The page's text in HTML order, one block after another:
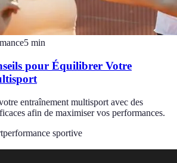
5 min
pour Équilibrer Votre
entraînement multisport avec des
afin de maximiser vos performances.
performance sportive